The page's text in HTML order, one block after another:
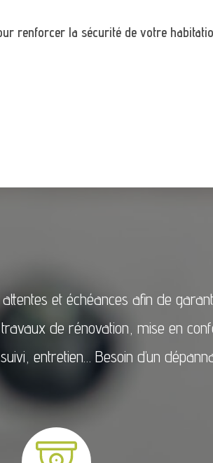
renforcer la sécurité de votre
et échéances afin de
de rénovation, mise en
entretien… Besoin d’un